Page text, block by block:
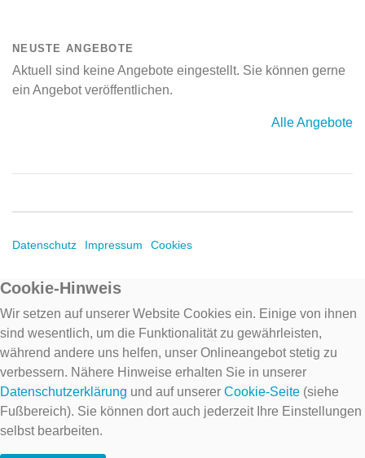
NEUSTE ANGEBOTE
Aktuell sind keine Angebote eingestellt. Sie können gerne
ein Angebot veröffentlichen.
Alle Angebote
Datenschutz Impressum Cookies
Cookie-Hinweis
Wir setzen auf unserer Website Cookies ein. Einige von ihnen
sind wesentlich, um die Funktionalität zu gewährleisten,
während andere uns helfen, unser Onlineangebot stetig zu
verbessern. Nähere Hinweise erhalten Sie in unserer
Datenschutzerklärung und auf unserer Cookie-Seite (siehe
Fußbereich). Sie können dort auch jederzeit Ihre Einstellungen
selbst bearbeiten.